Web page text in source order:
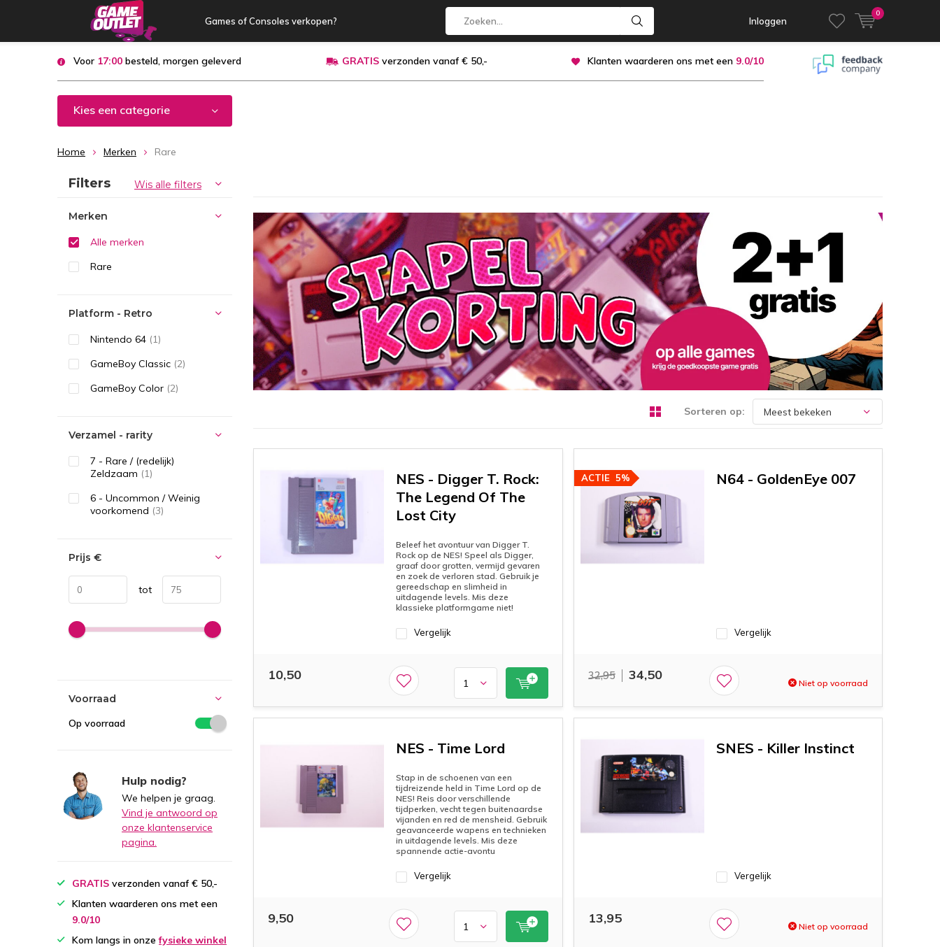
Games of Consoles verkopen? Inloggen
0
Voor 17:00 besteld, morgen geleverd GRATISverzonden vanaf € 50,- Klanten waarderen ons met een 9.0/10
Kies een categorie
Home Merken Rare
Sorteren op:
NES - Digger T. Rock:
The Legend Of The
Lost City
Beleef het avontuur van Digger T.
Rock op de NES! Speel als Digger,
graaf door grotten, vermijd gevaren
en zoek de verloren stad. Gebruik je
gereedschap en slimheid in
uitdagende levels. Mis deze
klassieke platformgame niet!
Vergelijk
10,50
N64 - GoldenEye 007
5%
ACTIE
Vergelijk
32,95 34,50
Niet op voorraad
NES - Time Lord
Stap in de schoenen van een
tijdreizende held in Time Lord op de
NES! Reis door verschillende
tijdperken, vecht tegen buitenaardse
vijanden en red de mensheid. Gebruik
geavanceerde wapens en technieken
in uitdagende levels. Mis deze
spannende actie-avontu
Vergelijk
9,50
SNES - Killer Instinct
Vergelijk
13,95
Niet op voorraad
Sorteren op:
Filters Wis alle filters
Merken
Alle merken
Rare
Platform - Retro
Nintendo 64 (1)
GameBoy Classic (2)
GameBoy Color (2)
Verzamel - rarity
7 - Rare / (redelijk)
Zeldzaam (1)
6 - Uncommon / Weinig
voorkomend (3)
Prijs €
tot
Voorraad
Op voorraad
Hulp nodig?
We helpen je graag.
Vind je antwoord op
onze klantenservice
pagina.
GRATIS verzonden vanaf € 50,-
Klanten waarderen ons met een
9.0/10
Kom langs in onzefysieke winkel